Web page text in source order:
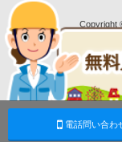
Copyright
電話問い合わ